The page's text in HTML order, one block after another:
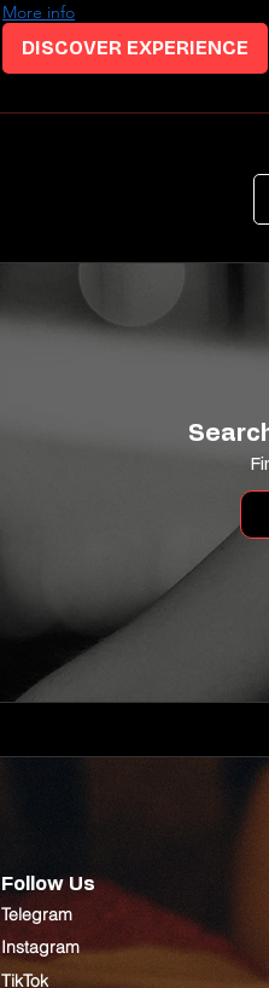
More info
DISCOVER EXPERIENCE
Follow Us
Telegram
Instagram
TikTok